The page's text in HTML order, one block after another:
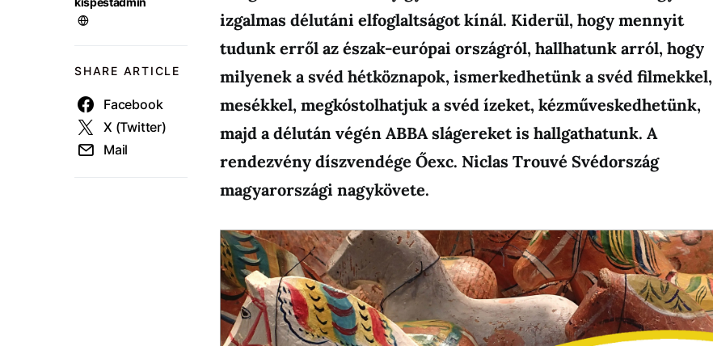
SHARE ARTICLE
Facebook
X (Twitter)
Mail
izgalmas délutáni elfoglaltságot kínál. Kiderül, hogy mennyit
tudunk erről az észak-európai országról, hallhatunk arról, hogy
milyenek a svéd hétköznapok, ismerkedhetünk a svéd filmekkel,
mesékkel, megkóstolhatjuk a svéd ízeket, kézműveskedhetünk,
majd a délután végén ABBA slágereket is hallgathatunk. A
rendezvény díszvendége Őexc. Niclas Trouvé Svédország
magyarországi nagykövete.